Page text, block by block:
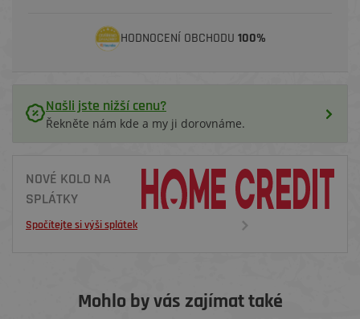
HODNOCENÍ OBCHODU 100%
Našli jste nižší cenu?
Řekněte nám kde a my ji dorovnáme.
NOVÉ KOLO NA
SPLÁTKY
Spočítejte si výši splátek
Mohlo by vás zajímat také